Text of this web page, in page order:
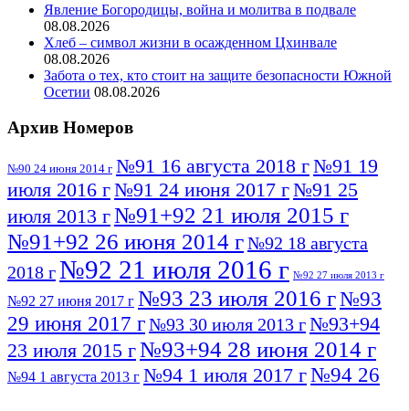
Явление Богородицы, война и молитва в подвале
08.08.2026
Хлеб – символ жизни в осажденном Цхинвале
08.08.2026
Забота о тех, кто стоит на защите безопасности Южной
Осетии 08.08.2026
Архив Номеров
№90 24 июня 2014 г №91 16 августа 2018 г№91 19
июля 2016 г№91 24 июня 2017 г№91 25
июля 2013 г№91+92 21 июля 2015 г
№91+92 26 июня 2014 г№92 18 августа
2018 г№92 21 июля 2016 г №92 27 июля 2013 г
№92 27 июня 2017 г №93 23 июля 2016 г№93
29 июня 2017 г№93 30 июля 2013 г№93+94
23 июля 2015 г№93+94 28 июня 2014 г
№94 1 августа 2013 г №94 1 июля 2017 г№94 26